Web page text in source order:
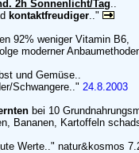
2h Sonnenlicht/Tag..
kontaktfreudiger.."
92% weniger Vitamin B6,
moderner
und Gemüse..
Schwangere.." 24.8.2003
bei 10
Bananen, Kartoffeln
Werte.." natur&kosmos